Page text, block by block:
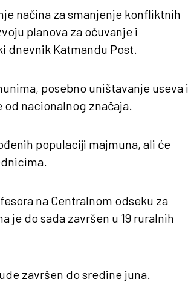
načina za smanjenje konfliktnih
planova za očuvanje i
dnevnik Katmandu Post.
posebno uništavanje useva i
nacionalnog značaja.
populaciji majmuna, ali će
na Centralnom odseku za
je do sada završen u 19 ruralnih
završen do sredine juna.